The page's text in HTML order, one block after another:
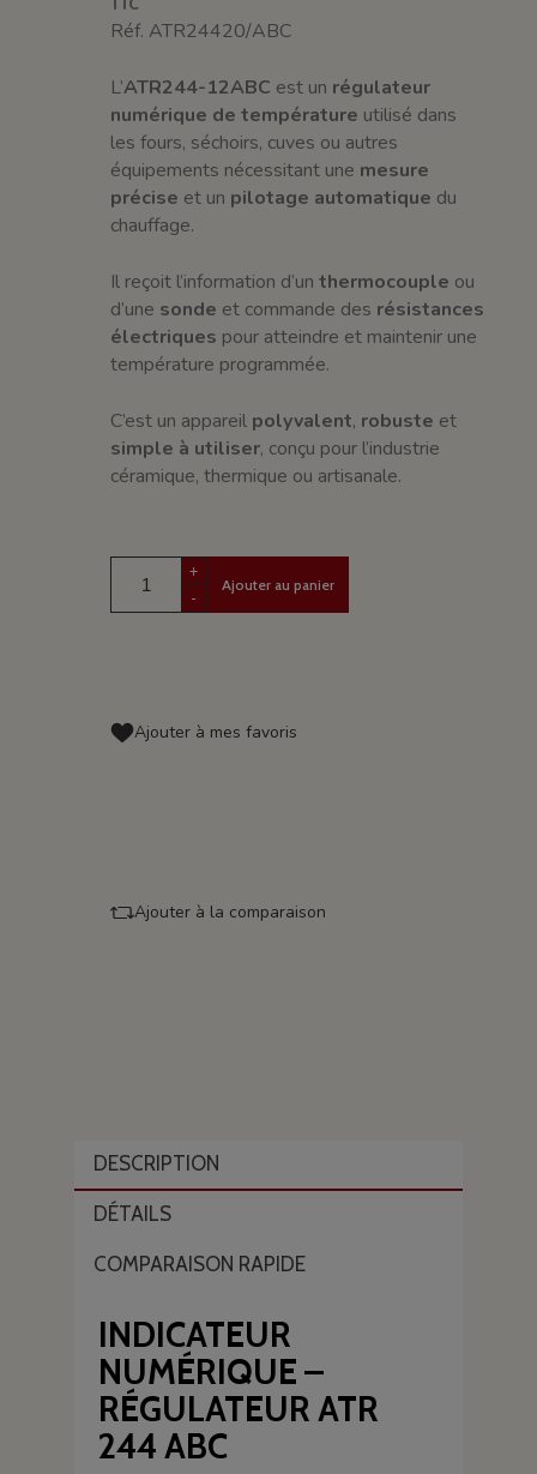
TTC
Réf. ATR24420/ABC
L’ATR244-12ABC est un régulateur
numérique de température utilisé dans
les fours, séchoirs, cuves ou autres
équipements nécessitant une mesure
précise et un pilotage automatique du
chauffage.
Il reçoit l’information d’unthermocouple ou
d’une sonde et commande des résistances
électriques pour atteindre et maintenir une
température programmée.
C’est un appareil polyvalent, robuste et
simple à utiliser, conçu pour l’industrie
céramique, thermique ou artisanale.
+
-
Ajouter au panier
Ajouter à mes favoris
Ajouter à la comparaison
DESCRIPTION
DÉTAILS
COMPARAISON RAPIDE
INDICATEUR
NUMÉRIQUE –
RÉGULATEUR ATR
244 ABC